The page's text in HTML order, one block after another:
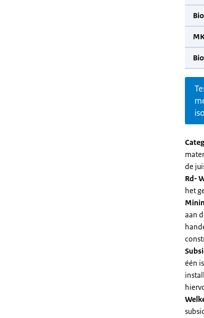
de
Rd-
het
aan
één